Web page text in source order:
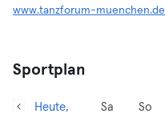
www.tanzforum-muenchen.de
Sportplan
Heute,
Sa
So